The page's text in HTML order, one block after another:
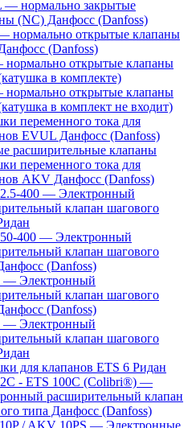
— нормально закрытые
(NC) Данфосс (Danfoss)
нормально открытые клапаны
(Danfoss)
нормально открытые клапаны
в комплекте)
нормально открытые клапаны
в комплект не входит)
переменного тока для
EVUL Данфосс (Danfoss)
расширительные клапаны
переменного тока для
AKV Данфосс (Danfoss)
400 — Электронный
клапан шагового
400 — Электронный
клапан шагового
(Danfoss)
— Электронный
клапан шагового
(Danfoss)
— Электронный
клапан шагового
для клапанов ETS 6 Ридан
- ETS 100C (Colibri®) —
расширительный клапан
типа Данфосс (Danfoss)
/ AKV 10PS — Электронные